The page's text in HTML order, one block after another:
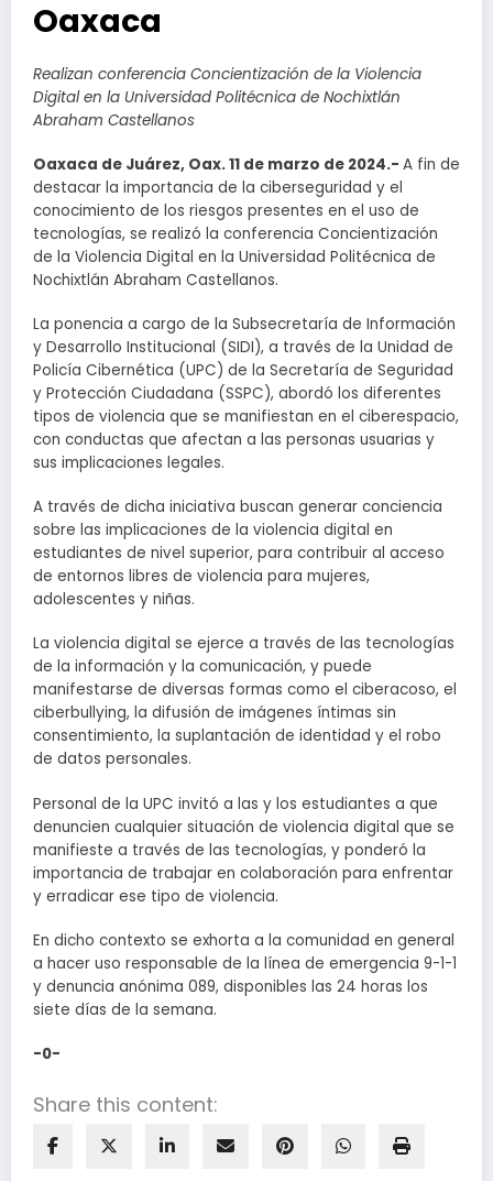
Oaxaca
Realizan conferencia Concientización de la Violencia
Digital en la Universidad Politécnica de Nochixtlán
Abraham Castellanos
Oaxaca de Juárez, Oax. 11 de marzo de 2024.- A fin de
destacar la importancia de la ciberseguridad y el
conocimiento de los riesgos presentes en el uso de
tecnologías, se realizó la conferencia Concientización
de la Violencia Digital en la Universidad Politécnica de
Nochixtlán Abraham Castellanos.
La ponencia a cargo de la Subsecretaría de Información
y Desarrollo Institucional (SIDI), a través de la Unidad de
Policía Cibernética (UPC) de la Secretaría de Seguridad
y Protección Ciudadana (SSPC), abordó los diferentes
tipos de violencia que se manifiestan en el ciberespacio,
con conductas que afectan a las personas usuarias y
sus implicaciones legales.
A través de dicha iniciativa buscan generar conciencia
sobre las implicaciones de la violencia digital en
estudiantes de nivel superior, para contribuir al acceso
de entornos libres de violencia para mujeres,
adolescentes y niñas.
La violencia digital se ejerce a través de las tecnologías
de la información y la comunicación, y puede
manifestarse de diversas formas como el ciberacoso, el
ciberbullying, la difusión de imágenes íntimas sin
consentimiento, la suplantación de identidad y el robo
de datos personales.
Personal de la UPC invitó a las y los estudiantes a que
denuncien cualquier situación de violencia digital que se
manifieste a través de las tecnologías, y ponderó la
importancia de trabajar en colaboración para enfrentar
y erradicar ese tipo de violencia.
En dicho contexto se exhorta a la comunidad en general
a hacer uso responsable de la línea de emergencia 9-1-1
y denuncia anónima 089, disponibles las 24 horas los
siete días de la semana.
-0-
Share this content: